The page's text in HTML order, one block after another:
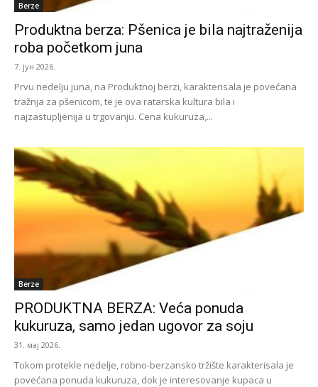
Berze
Produktna berza: Pšenica je bila najtraženija
roba početkom juna
7. јун 2026.
Prvu nedelju juna, na Produktnoj berzi, karakterisala je povećana
tražnja za pšenicom, te je ova ratarska kultura bila i
najzastupljenija u trgovanju. Cena kukuruza,...
Berze
PRODUKTNA BERZA: Veća ponuda
kukuruza, samo jedan ugovor za soju
31. мај 2026.
Tokom protekle nedelje, robno-berzansko tržište karakterisala je
povećana ponuda kukuruza, dok je interesovanje kupaca u